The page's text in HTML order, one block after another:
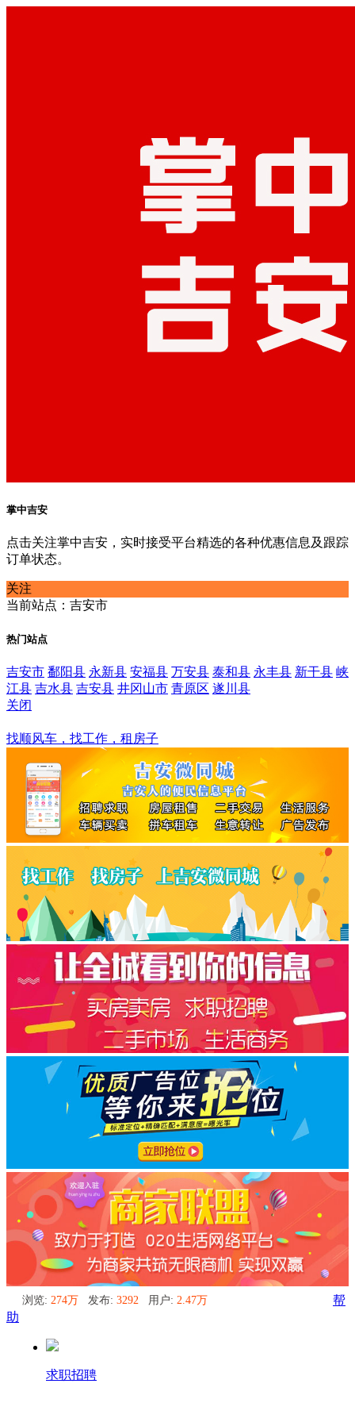
掌中吉安
点击关注掌中吉安，实时接受平台精选的各种优惠信息及跟踪
订单状态。
关注
当前站点：吉安市
热门站点
吉安市 鄱阳县 永新县 安福县 万安县 泰和县 永丰县 新干县 峡
江县 吉水县 吉安县 井冈山市 青原区 遂川县
关闭
找顺风车，找工作，租房子
浏览: 274万 发布: 3292 用户: 2.47万
帮
助
求职招聘